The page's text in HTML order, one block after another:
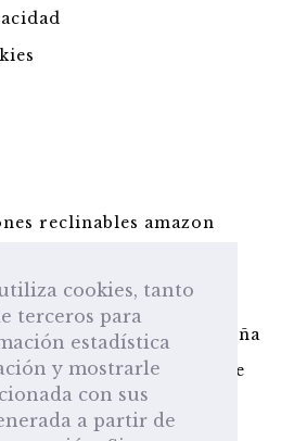
en el programa de
y obtenemos una pequeña
venta sin que a usted le
precio.
cookies, tanto
terceros para
estadística
y mostrarle
con sus
a partir de